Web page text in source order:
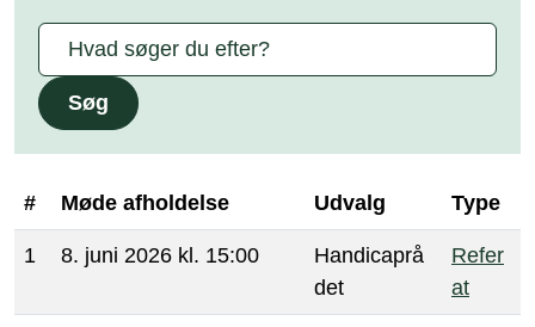
Søg
# Møde afholdelse Udvalg Type
1 8. juni 2026 kl. 15:00
Handicaprå
det
Refer
at